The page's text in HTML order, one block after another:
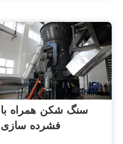
سنگ شکن همراه با
فشرده سازی